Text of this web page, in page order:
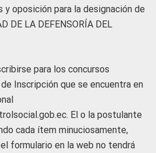
oposición para la designación de
DE LA DEFENSORÍA DEL
para los concursos
Inscripción que se encuentra en
El o la postulante
cada ítem minuciosamente,
formulario en la web no tendrá